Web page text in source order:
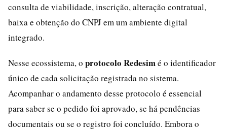
consulta de viabilidade, inscrição, alteração contratual,
baixa e obtenção do CNPJ em um ambiente digital
integrado.
Nesse ecossistema, o protocolo Redesimé o identificador
único de cada solicitação registrada no sistema.
Acompanhar o andamento desse protocolo é essencial
para saber se o pedido foi aprovado, se há pendências
documentais ou se o registro foi concluído. Embora o